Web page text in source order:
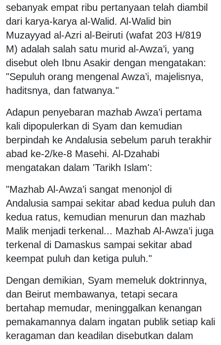
sebanyak empat ribu pertanyaan telah diambil
dari karya-karya al-Walid. Al-Walid bin
Muzayyad al-Azri al-Beiruti (wafat 203 H/819
M) adalah salah satu murid al-Awza’i, yang
disebut oleh Ibnu Asakir dengan mengatakan:
"Sepuluh orang mengenal Awza’i, majelisnya,
haditsnya, dan fatwanya."
Adapun penyebaran mazhab Awza’i pertama
kali dipopulerkan di Syam dan kemudian
berpindah ke Andalusia sebelum paruh terakhir
abad ke-2/ke-8 Masehi. Al-Dzahabi
mengatakan dalam 'Tarikh Islam':
"Mazhab Al-Awza’i sangat menonjol di
Andalusia sampai sekitar abad kedua puluh dan
kedua ratus, kemudian menurun dan mazhab
Malik menjadi terkenal... Mazhab Al-Awza’i juga
terkenal di Damaskus sampai sekitar abad
keempat puluh dan ketiga puluh."
Dengan demikian, Syam memeluk doktrinnya,
dan Beirut membawanya, tetapi secara
bertahap memudar, meninggalkan kenangan
pemakamannya dalam ingatan publik setiap kali
keragaman dan keadilan disebutkan dalam